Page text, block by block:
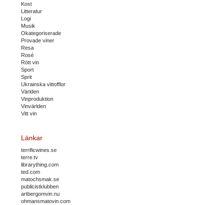
Kost
Litteratur
Logi
Musik
Okategoriserade
Provade viner
Resa
Rosé
Rött vin
Sport
Sprit
Ukrainska vittofflor
Världen
Vinproduktion
Vinvärlden
Vitt vin
Länkar
terrificwines.se
terre.tv
librarything.com
ted.com
matochsmak.se
publicistklubben
artbergomvin.nu
ohmansmatovin.com